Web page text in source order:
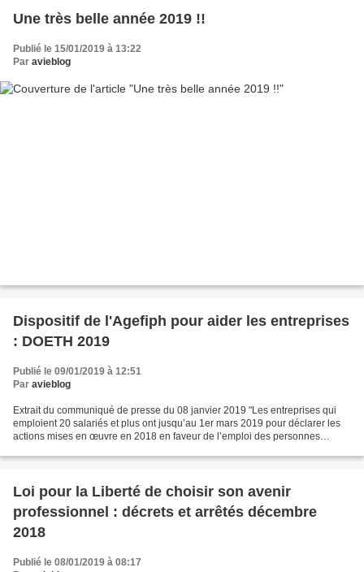
Une très belle année 2019 !!
Publié le 15/01/2019 à 13:22
Par avieblog
Dispositif de l'Agefiph pour aider les entreprises
: DOETH 2019
Publié le 09/01/2019 à 12:51
Par avieblog
Extrait du communiqué de presse du 08 janvier 2019 "Les entreprises qui
emploient 20 salariés et plus ont jusqu’au 1er mars 2019 pour déclarer les
actions mises en œuvre en 2018 en faveur de l’emploi des personnes
Loi pour la Liberté de choisir son avenir
professionnel : décrets et arrêtés décembre
2018
Publié le 08/01/2019 à 08:17